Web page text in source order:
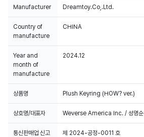
Manufacturer Dreamtoy.Co,.Ltd.
Country of
manufacture
CHINA
Year and
month of
manufacture
2024.12
상품명 Plush Keyring (HOW? ver.)
상호명/대표자 Weverse America Inc. / 성명순
통신판매업 신고 제 2024-공정-0011 호